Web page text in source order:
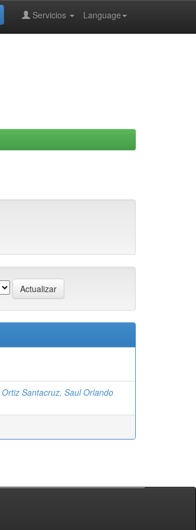
Language
Servicios
Ortiz Santacruz, Saul Orlando